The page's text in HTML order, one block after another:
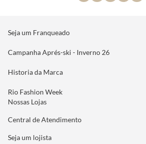
Seja um Franqueado
Campanha Aprés-ski - Inverno 26
Historia da Marca
Rio Fashion Week
Nossas Lojas
Central de Atendimento
Seja um lojista